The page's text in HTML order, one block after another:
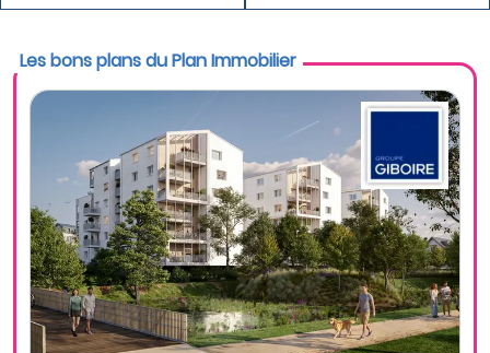
Les bons plans du Plan Immobilier